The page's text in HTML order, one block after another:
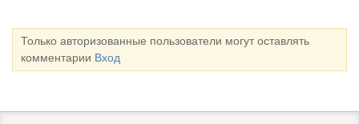
Только авторизованные пользователи могут оставлять
комментарии Вход